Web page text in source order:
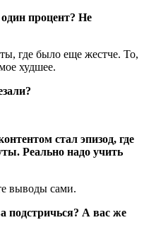
процент? Не
где было еще жестче. То,
худшее.
стал эпизод, где
Реально надо учить
выводы сами.
А вас же